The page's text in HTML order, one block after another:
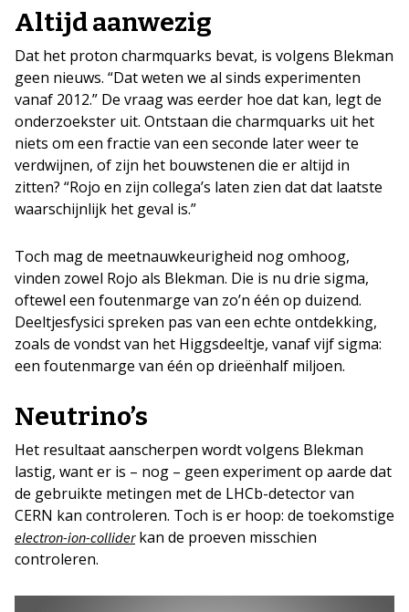
Altijd aanwezig
Dat het proton charmquarks bevat, is volgens Blekman
geen nieuws. “Dat weten we al sinds experimenten
vanaf 2012.” De vraag was eerder hoe dat kan, legt de
onderzoekster uit. Ontstaan die charmquarks uit het
niets om een fractie van een seconde later weer te
verdwijnen, of zijn het bouwstenen die er altijd in
zitten? “Rojo en zijn collega’s laten zien dat dat laatste
waarschijnlijk het geval is.”
Toch mag de meetnauwkeurigheid nog omhoog,
vinden zowel Rojo als Blekman. Die is nu drie sigma,
oftewel een foutenmarge van zo’n één op duizend.
Deeltjesfysici spreken pas van een echte ontdekking,
zoals de vondst van het Higgsdeeltje, vanaf vijf sigma:
een foutenmarge van één op drieënhalf miljoen.
Neutrino’s
Het resultaat aanscherpen wordt volgens Blekman
lastig, want er is – nog – geen experiment op aarde dat
de gebruikte metingen met de LHCb-detector van
CERN kan controleren. Toch is er hoop: de toekomstige
electron-ion-colliderkan de proeven misschien
controleren.